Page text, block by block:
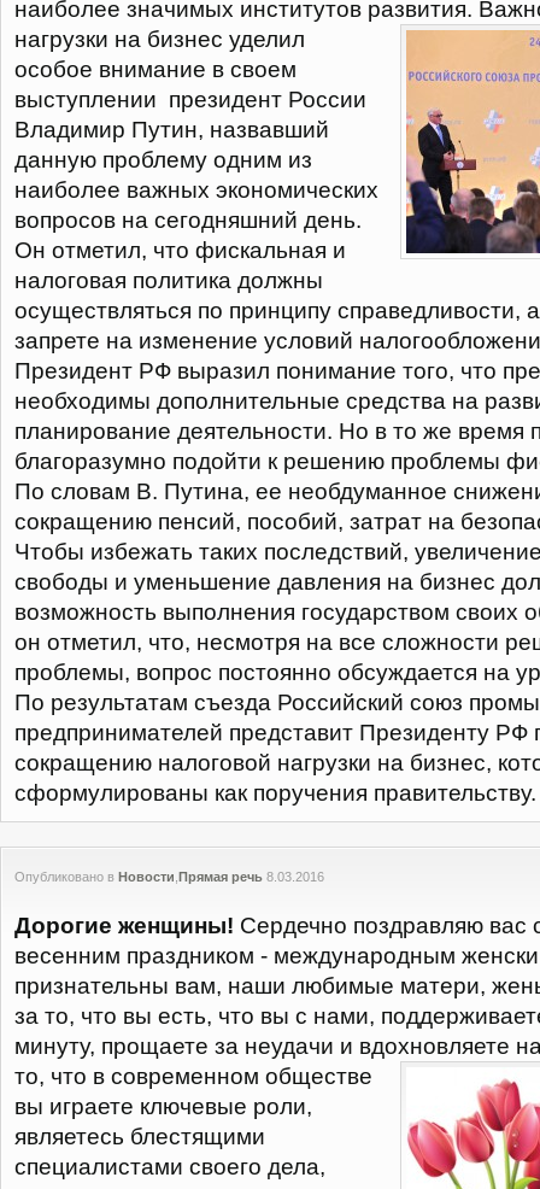
наиболее значимых институтов развития.
нагрузки на бизнес уделил
особое внимание в своем
выступлении президент России
Владимир Путин, назвавший
данную проблему одним из
наиболее важных экономических
вопросов на сегодняшний день.
Он отметил, что фискальная и
налоговая политика должны
осуществляться по принципу справедливости,
запрете на изменение условий
Президент РФ выразил понимание того, что
необходимы дополнительные средства на
планирование деятельности. Но в то же время
благоразумно подойти к решению проблемы
По словам В. Путина, ее необдуманное
сокращению пенсий, пособий, затрат на
Чтобы избежать таких последствий,
свободы и уменьшение давления на бизнес
возможность выполнения государством своих
он отметил, что, несмотря на все сложности
проблемы, вопрос постоянно обсуждается на
По результатам съезда Российский союз
предпринимателей представит Президенту РФ
сокращению налоговой нагрузки на бизнес,
сформулированы как поручения правительству.
Опубликовано в Новости Прямая речь 8.03.2016
Дорогие женщины! Сердечно поздравляю вас
весенним праздником - международным
признательны вам, наши любимые матери,
за то, что вы есть, что вы с нами,
минуту, прощаете за неудачи и вдохновляете
то, что в современном обществе
вы играете ключевые роли,
являетесь блестящими
специалистами своего дела,